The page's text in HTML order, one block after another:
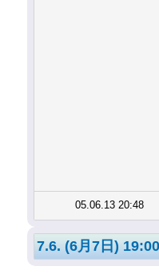
05.06.13 20:48
7.6. (6月7日)